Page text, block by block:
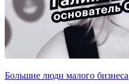
Большие люди малого бизнеса